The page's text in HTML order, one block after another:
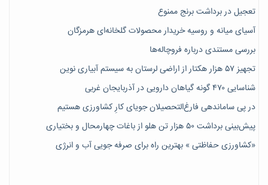
تعجیل در برداشت برنج ممنوع
آسیای میانه و روسیه خریدار محصولات گلخانه‌ای هرمزگان
بررسی مستندی درباره فروچاله‌ها
تجهیز ۵۷ هزار هکتار از اراضی لرستان به سیستم آبیاری نوین
شناسایی ۴۷٠ گونه گیاهان دارویی در آذربایجان غربی
در پی ساماندهی فارغ‌التحصیلان جویای کارِ کشاورزی هستیم
پیش‎‌بینی برداشت ۵۰ هزار تن هلو از باغات چهارمحال و بختیاری
«کشاورزی حفاظتی » بهترین راه برای صرفه جویی آب و انرژی